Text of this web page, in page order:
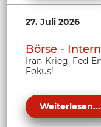
27. Juli 2026
Börse - Intern
Iran-Krieg, Fed-
Fokus!
Weiterlesen...